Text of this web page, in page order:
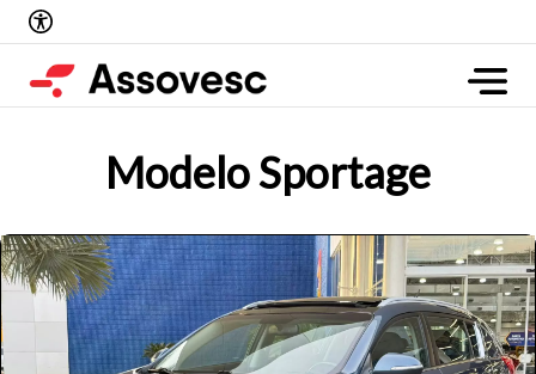
Modelo Sportage